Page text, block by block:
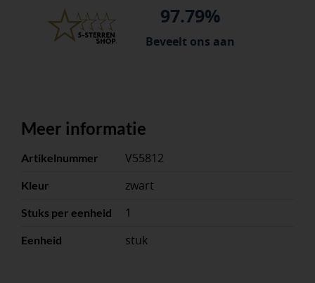
97.79%
Beveelt ons aan
Meer informatie
Artikelnummer V55812
Kleur zwart
Stuks per eenheid 1
Eenheid stuk